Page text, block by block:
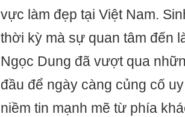
vực làm đẹp tại Việt Nam.
thời kỳ mà sự quan tâm đến
Ngọc Dung đã vượt qua
đầu để ngày càng củng cố
niềm tin mạnh mẽ từ phía